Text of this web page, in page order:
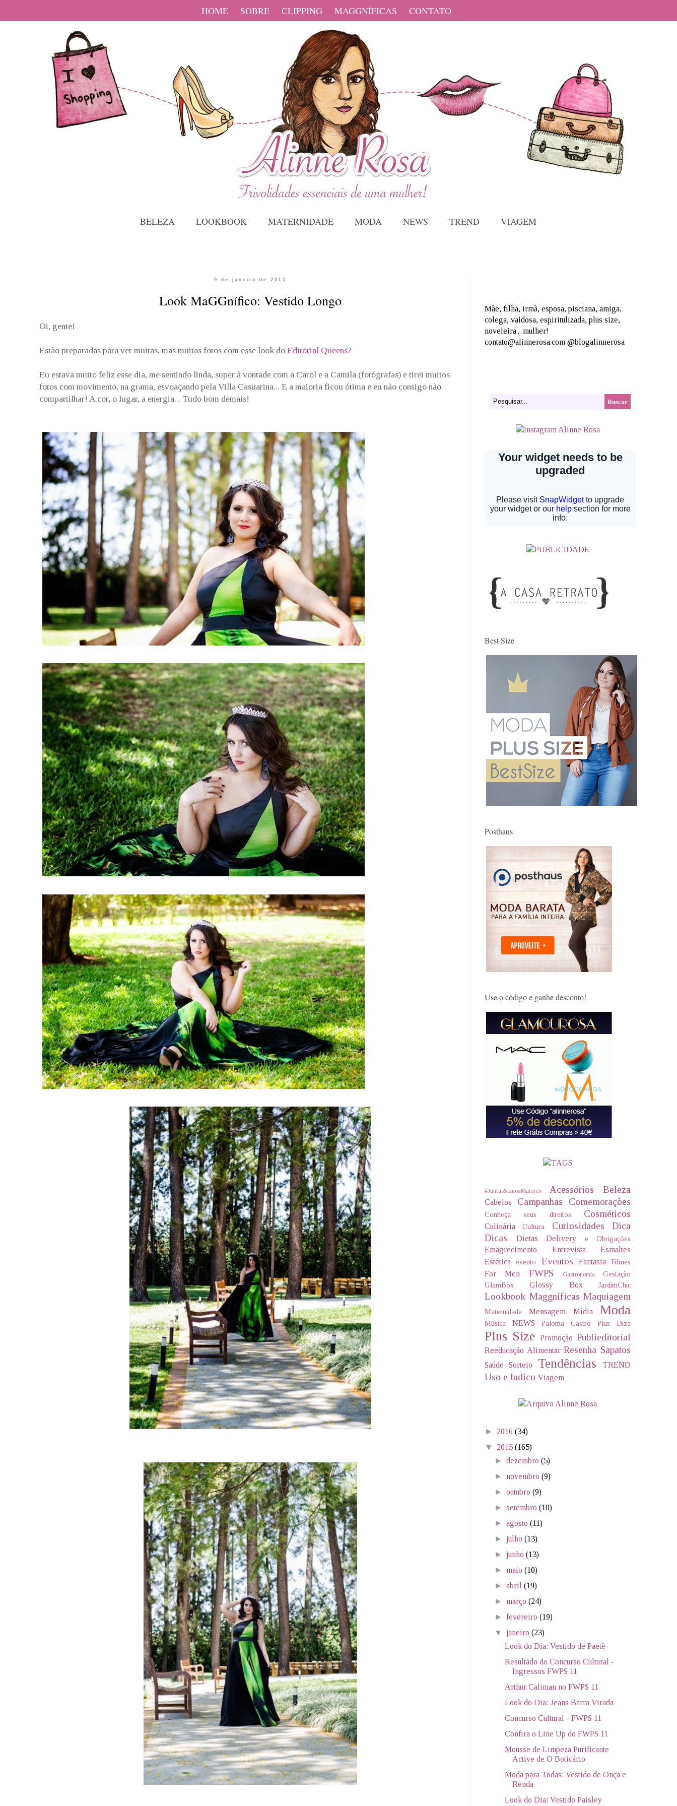
BELEZA LOOKBOOK MATERNIDADE MODA NEWS TREND VIAGEM
9 de janeiro de 2015
Look MaGGnífico: Vestido Longo
Oi, gente!
Estão preparadas para ver muitas, mas muitas fotos com esse look do Editorial Queens?
Eu estava muito feliz esse dia, me sentindo linda, super à vontade com a Carol e a Camila (fotógrafas) e tirei muitos
fotos com movimento, na grama, esvoaçando pela Villa Casuarina... E a maioria ficou ótima e eu não consigo não
compartilhar! A cor, o lugar, a energia... Tudo bom demais!
HOME SOBRE CLIPPING MAGGNÍFICAS CONTATO
Mãe, filha, irmã, esposa, pisciana, amiga,
colega, vaidosa, espiritulizada, plus size,
noveleira... mulher!
contato@alinnerosa.com @blogalinnerosa
Best Size
Posthaus
Use o código e ganhe desconto!
#JuntasSomosMaiores Acessórios Beleza
Cabelos Campanhas Comemorações
Conheça seus direitos Cosméticos
Culinária Cultura Curiosidades
Dica
Dicas
Dietas Delivery e Obrigações
Emagrecimento Entrevista
Esmaltes
Estética
evento Eventos Fantasia Filmes
For Men FWPS Gastronomia
Gestação
GlamBox
Glossy Box JardimChic
Lookbook Maggníficas Maquiagem
Maternidade Mensagem Mídia Moda
Música NEWS Paloma Castro Plus Dize
Plus Size Promoção Publieditorial
Reeducação Alimentar Resenha Sapatos
Saúde Sorteio Tendências TREND
Uso e Indico Viagem
► 2016 (34)
▼ 2015 (165)
►dezembro(5)
► novembro(9)
►outubro(9)
►setembro(10)
►agosto(11)
► julho(13)
► junho(13)
► maio(10)
►abril(19)
► março(24)
►fevereiro(19)
▼ janeiro(23)
Look do Dia: Vestido de Paetê
Resultado do Concurso Cultural -
Ingressos FWPS 11
Arthur Caliman no FWPS 11
Look do Dia: Jeans Barra Virada
Concurso Cultural - FWPS 11
Confira o Line Up do FWPS 11
Mousse de Limpeza Purificante
Active de O Boticário
Moda para Todas: Vestido de Onça e
Renda
Look do Dia: Vestido Paisley